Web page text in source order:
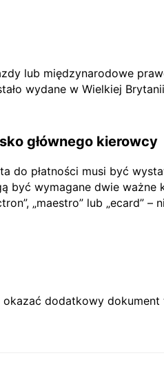
lub międzynarodowe
wydane w Wielkiej
głównego kierowcy
do płatności musi być
wymagane dwie ważne
„maestro” lub „ecard”
dodatkowy